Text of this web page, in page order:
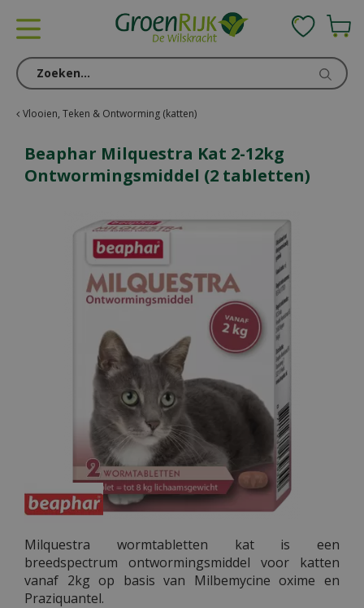
Vlooien, Teken & Ontworming (katten)
Beaphar Milquestra Kat 2-12kg
Ontwormingsmiddel (2 tabletten)
Milquestra wormtabletten kat is een
breedspectrum ontwormingsmiddel voor katten
vanaf 2kg op basis van Milbemycine oxime en
Praziquantel.